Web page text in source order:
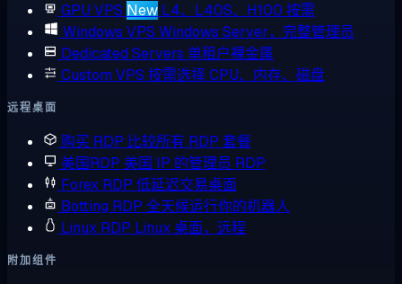
GPU VPS New L4、L40S、H100 按需
Windows VPS Windows Server，完整管理员
Dedicated Servers 单租户裸金属
Custom VPS 按需选择 CPU、内存、磁盘
远程桌面
购买 RDP 比较所有 RDP 套餐
美国RDP 美国 IP 的管理员 RDP
Forex RDP 低延迟交易桌面
Botting RDP 全天候运行你的机器人
Linux RDP Linux 桌面，远程
附加组件